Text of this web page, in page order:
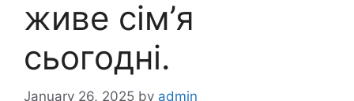
живе сім’я
сьогодні.
January 26, 2025 by admin